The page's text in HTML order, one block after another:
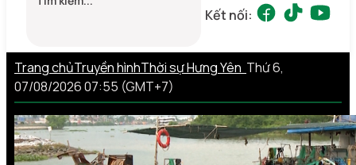
Kết nối:
Trang chủTruyền hìnhThời sự Hưng Yên Thứ 6,
07/08/2026 07:55 (GMT+7)